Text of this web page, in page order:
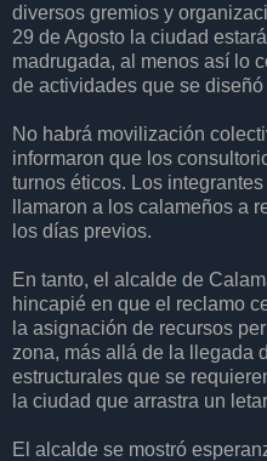
diversos gremios y
29 de Agosto la ciudad
madrugada, al menos así lo
de actividades que se
No habrá movilización
informaron que los
turnos éticos. Los
llamaron a los calameños a
los días previos.
En tanto, el alcalde de
hincapié en que el reclamo
la asignación de recursos
zona, más allá de la llegada
estructurales que se
la ciudad que arrastra un
El alcalde se mostró